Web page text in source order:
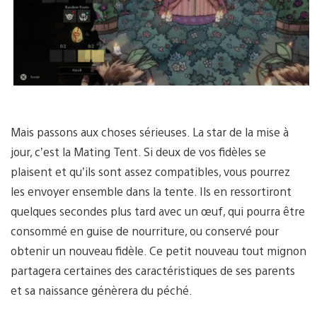
Mais passons aux choses sérieuses. La star de la mise à
jour, c’est la Mating Tent. Si deux de vos fidèles se
plaisent et qu’ils sont assez compatibles, vous pourrez
les envoyer ensemble dans la tente. Ils en ressortiront
quelques secondes plus tard avec un œuf, qui pourra être
consommé en guise de nourriture, ou conservé pour
obtenir un nouveau fidèle. Ce petit nouveau tout mignon
partagera certaines des caractéristiques de ses parents
et sa naissance génèrera du péché.